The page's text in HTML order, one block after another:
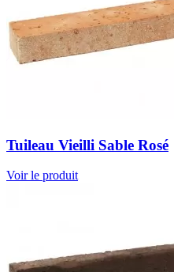
Tuileau Vieilli Sable Rosé
Voir le produit